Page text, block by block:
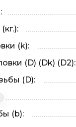
(k):
(D) (Dk) (D2):
(D):
(b):